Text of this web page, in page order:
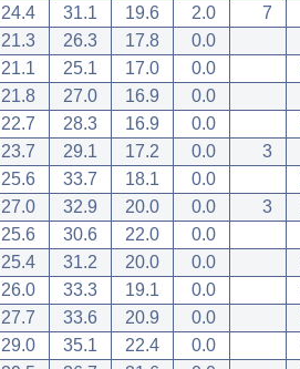
24.4 31.1 19.6 2.0 7
21.3 26.3 17.8 0.0
21.1 25.1 17.0 0.0
21.8 27.0 16.9 0.0
22.7 28.3 16.9 0.0
23.7 29.1 17.2 0.0 3
25.6 33.7 18.1 0.0
27.0 32.9 20.0 0.0 3
25.6 30.6 22.0 0.0
25.4 31.2 20.0 0.0
26.0 33.3 19.1 0.0
27.7 33.6 20.9 0.0
29.0 35.1 22.4 0.0